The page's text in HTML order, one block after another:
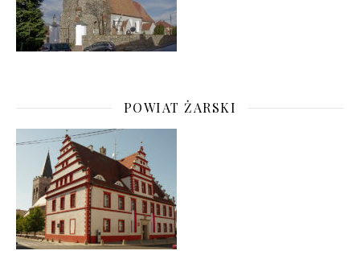
POWIAT ŻARSKI